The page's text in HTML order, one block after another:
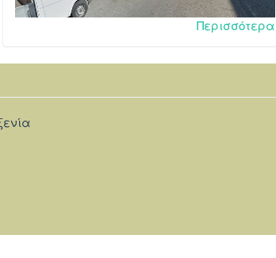
Περισσότερα